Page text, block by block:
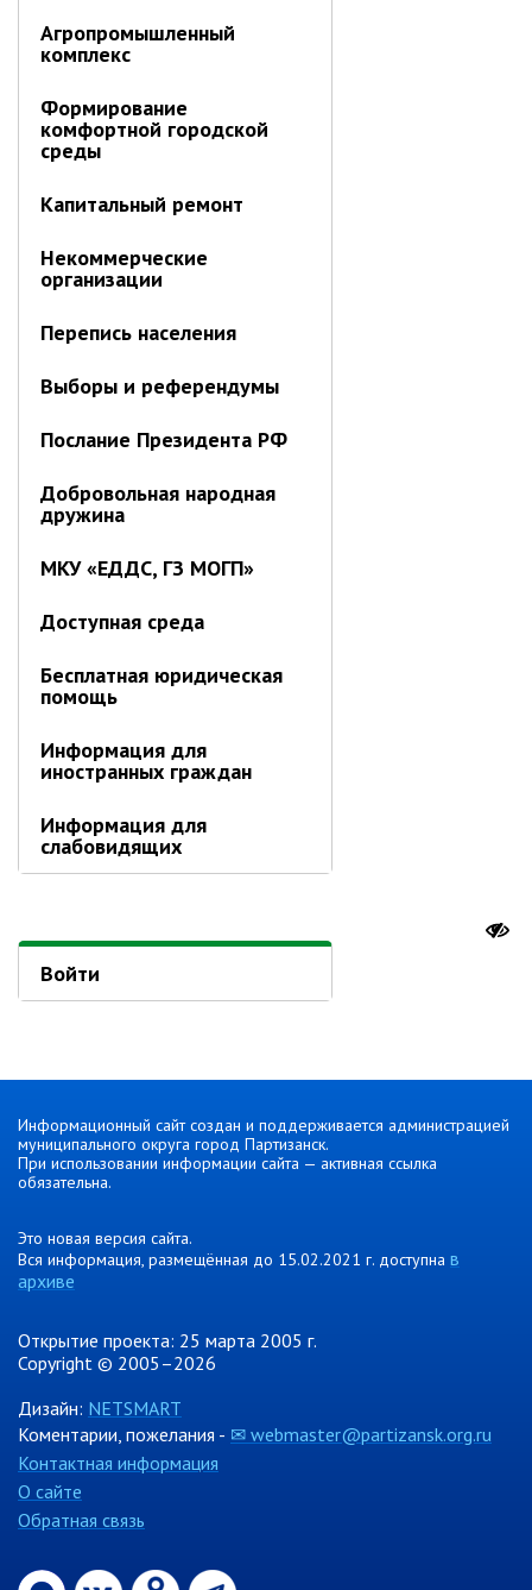
Агропромышленный
комплекс
Формирование
комфортной городской
среды
Капитальный ремонт
Некоммерческие
организации
Перепись населения
Выборы и референдумы
Послание Президента РФ
Добровольная народная
дружина
МКУ «ЕДДС, ГЗ МОГП»
Доступная среда
Бесплатная юридическая
помощь
Информация для
иностранных граждан
Информация для
слабовидящих
Войти
Информационный сайт создан и поддерживается администрацией
муниципального округа город Партизанск.
При использовании информации сайта — активная ссылка
обязательна.
Это новая версия сайта.
Вся информация, размещённая до 15.02.2021 г. доступна в
архиве
Открытие проекта: 25 марта 2005 г.
Copyright © 2005–2026
Дизайн: NETSMART
Коментарии, пожелания - ✉ webmaster@partizansk.org.ru
Контактная информация
О сайте
Обратная связь